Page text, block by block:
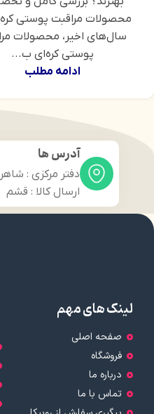
محصولات مراقبت پوستی
سال‌های اخیر، محصولات
پوستی کره‌ای ب...
ادامه مطلب
آدرس ها
دفتر مرکزی :
ارسال کالا : قشم
لینک های مهم
صفحه اصلی
فروشگاه
درباره ما
تماس با ما